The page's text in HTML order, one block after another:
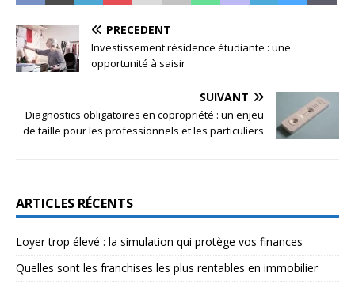
PRÉCÉDENT
Investissement résidence étudiante : une
opportunité à saisir
SUIVANT
Diagnostics obligatoires en copropriété : un enjeu
de taille pour les professionnels et les particuliers
ARTICLES RÉCENTS
Loyer trop élevé : la simulation qui protège vos finances
Quelles sont les franchises les plus rentables en immobilier